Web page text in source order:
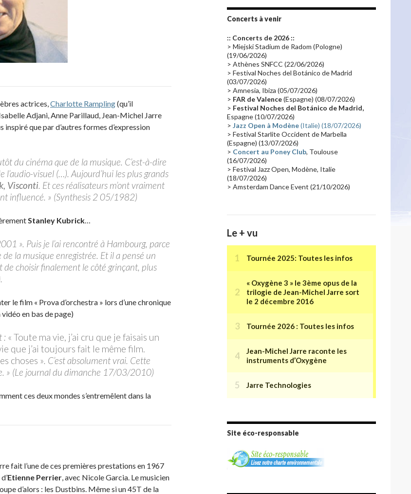
actrices,Charlotte Rampling(qu’il
Adjani, Anne Parillaud, Jean-Michel Jarre
que par d’autres formes d’expression
du cinéma que de la musique. C’est-à-dire
l’audio-visuel (…). Aujourd’hui les plus grands
Visconti. Et ces réalisateurs m’ont vraiment
influencé. » (Synthesis 2 05/1982)
Stanley Kubrick…
». Puis je l’ai rencontré à Hambourg, parce
de la musique enregistrée. Et il a pensé un
choisir finalement le côté grinçant, plus
le film « Prova d’orchestra » lors d’une chronique
en bas de page)
: « Toute ma vie, j’ai cru que je faisais un
que j’ai toujours fait le même film.
choses ». C’est absolument vrai. Cette
» (Le journal du dimanche 17/03/2010)
ces deux mondes s’entremêlent dans la
fait l’une de ces premières prestations en 1967
Etienne Perrier, avec Nicole Garcia. Le musicien
d’alors : les Dustbins. Même si un 45T de la
Promo 2019
Emissions 2010 Disques rares
Synthé 70's(20)
Claviériste(19) Groupe de Recherche Musicale
France 2 (18)
Critique(17) Coffret(17) Chronologie(16)
Passages radio(16)
Synthé 80's(16) Les concerts en Chine (16)
Cinéma(16) Houston
Synthé Roland Belgique
Récompense(14) Collaborations 70's(14)
Astronomie(14) France Inter(14)
Concerts à venir
:: Concerts de 2026 ::
> Miejski Stadium de Radom (Pologne)
(19/06/2026)
> Athènes SNFCC (22/06/2026)
> Festival Noches del Botánico de Madrid
(03/07/2026)
> Amnesia, Ibiza (05/07/2026)
> FAR de Valence(Espagne) (08/07/2026)
> Festival Noches del Botánico de Madrid,
Espagne (10/07/2026)
> Jazz Open à Modène(Italie) (18/07/2026)
> Festival Starlite Occident de Marbella
(Espagne) (13/07/2026)
> Concert au Poney Club, Toulouse
(16/07/2026)
> Festival Jazz Open, Modène, Italie
(18/07/2026)
> Amsterdam Dance Event (21/10/2026)
Le + vu
Site éco-responsable